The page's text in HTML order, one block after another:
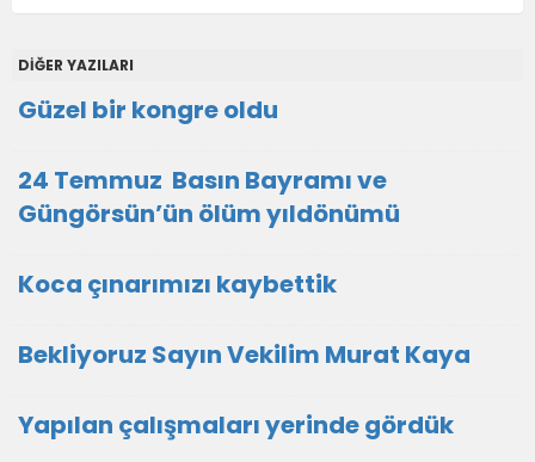
DİĞER YAZILARI
Güzel bir kongre oldu
24 Temmuz Basın Bayramı ve
Güngörsün’ün ölüm yıldönümü
Koca çınarımızı kaybettik
Bekliyoruz Sayın Vekilim Murat Kaya
Yapılan çalışmaları yerinde gördük